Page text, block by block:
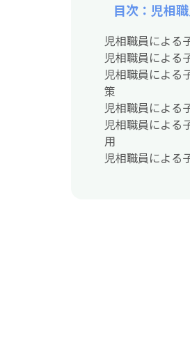
目次：児相
児相職員による
児相職員による
児相職員による
策
児相職員による
児相職員による
用
児相職員による